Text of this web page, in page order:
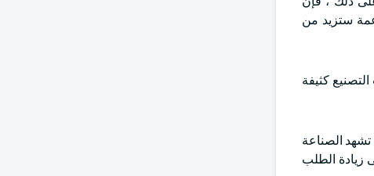
ستزيد من
لقطاعات التصنيع كثيفة
أن يصل سوق الغلايات الكيميائية التي تعمل بالغاز غير المكثف إلى أكثر من 900 مليون دولار أمريكي بحلول عام 2034. تشهد الصناعة
زيادة الطلب